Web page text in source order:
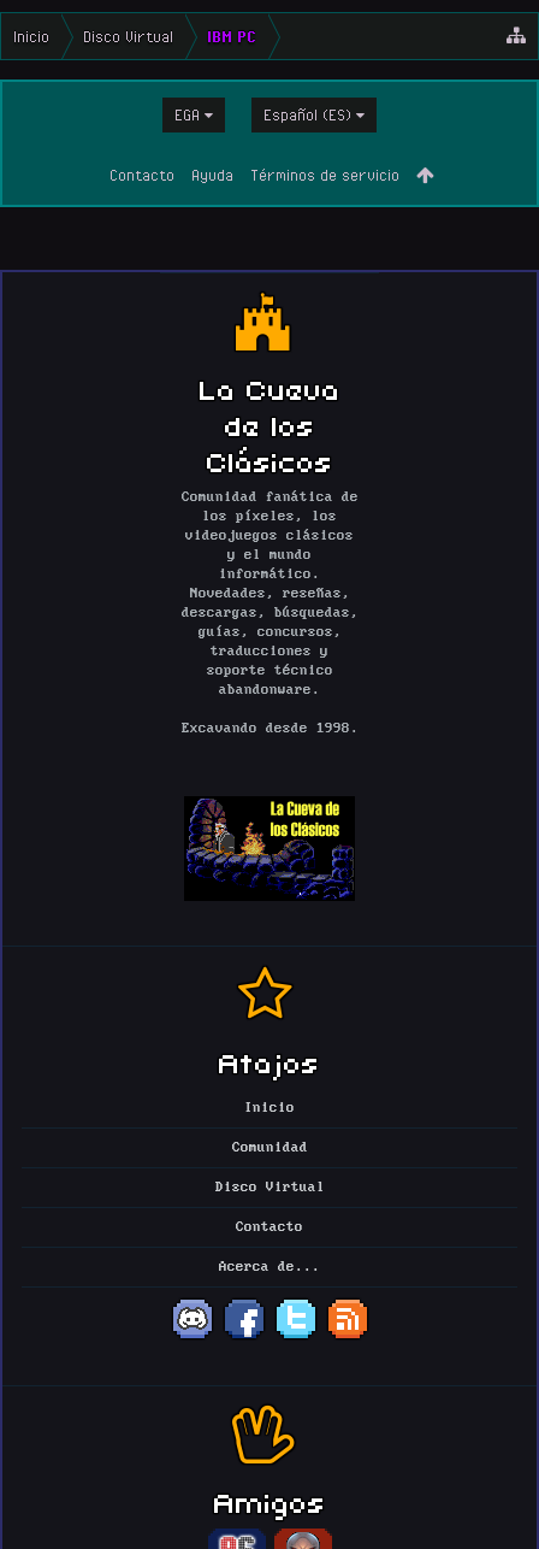
Inicio Disco Virtual IBM PC
EGA Español (ES)
Contacto Ayuda Términos de servicio
La Cueva
de los
Clásicos
Comunidad fanática de
los píxeles, los
videojuegos clásicos
y el mundo
informático.
Novedades, reseñas,
descargas, búsquedas,
guías, concursos,
traducciones y
soporte técnico
abandonware.
Excavando desde 1998.
Atajos
Inicio
Comunidad
Disco Virtual
Contacto
Acerca de...
Amigos